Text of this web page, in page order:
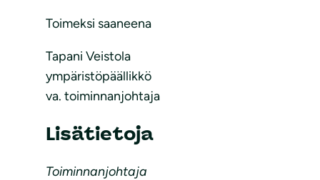
Toimeksi saaneena
Tapani Veistola
ympäristöpäällikkö
va. toiminnanjohtaja
Lisätietoja
Toiminnanjohtaja